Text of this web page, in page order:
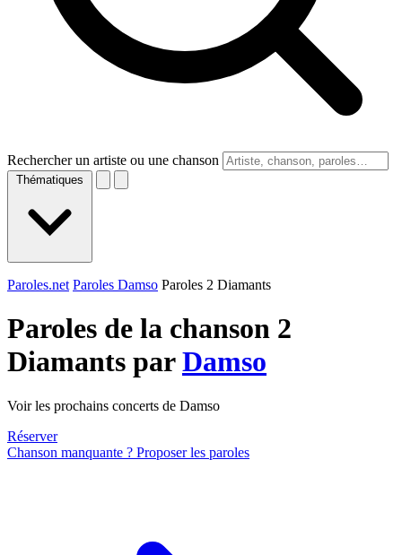
Rechercher un artiste ou une chanson
Thématiques
Paroles.net Paroles Damso Paroles 2 Diamants
Paroles de la chanson 2
Diamants parDamso
Voir les prochains concerts de Damso
Réserver
Chanson manquante ? Proposer les paroles